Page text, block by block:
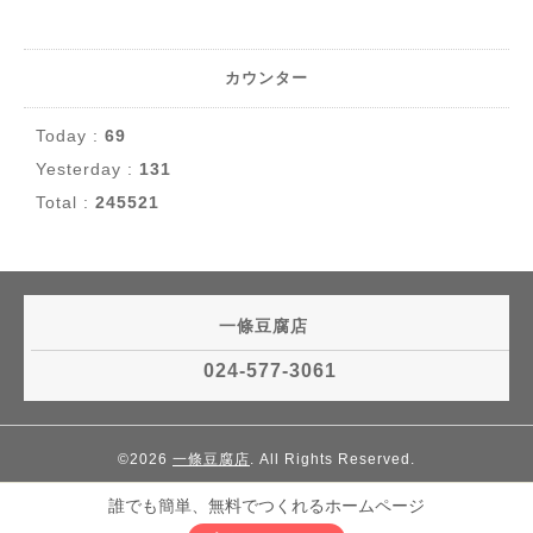
カウンター
Today : 69
Yesterday : 131
Total : 245521
一條豆腐店
024-577-3061
©2026 一條豆腐店. All Rights Reserved.
誰でも簡単、無料でつくれるホームページ